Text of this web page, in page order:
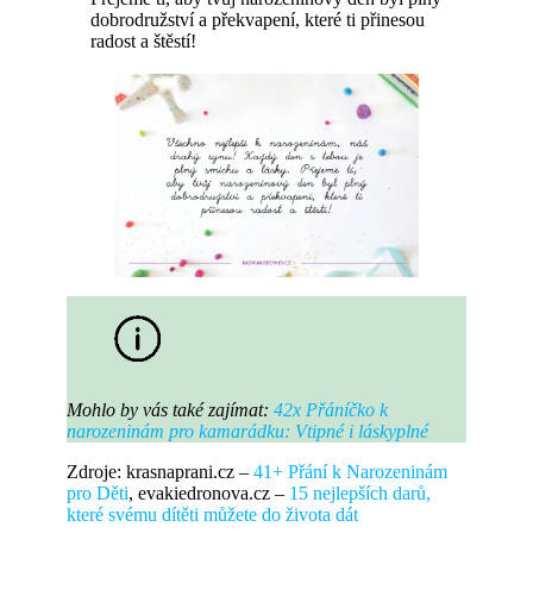
dobrodružství a překvapení, které ti přinesou
radost a štěstí!
Mohlo by vás také zajímat: 42x Přáníčko k
narozeninám pro kamarádku: Vtipné i láskyplné
Zdroje: krasnaprani.cz – 41+ Přání k Narozeninám
pro Děti, evakiedronova.cz – 15 nejlepších darů,
které svému dítěti můžete do života dát